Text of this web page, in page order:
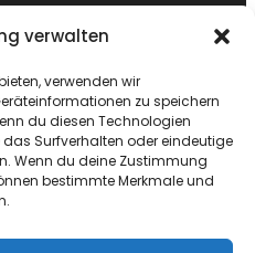
verwalten
verwenden wir
zu speichern
du diesen Technologien
Surfverhalten oder eindeutige
Wenn du deine Zustimmung
bestimmte Merkmale und